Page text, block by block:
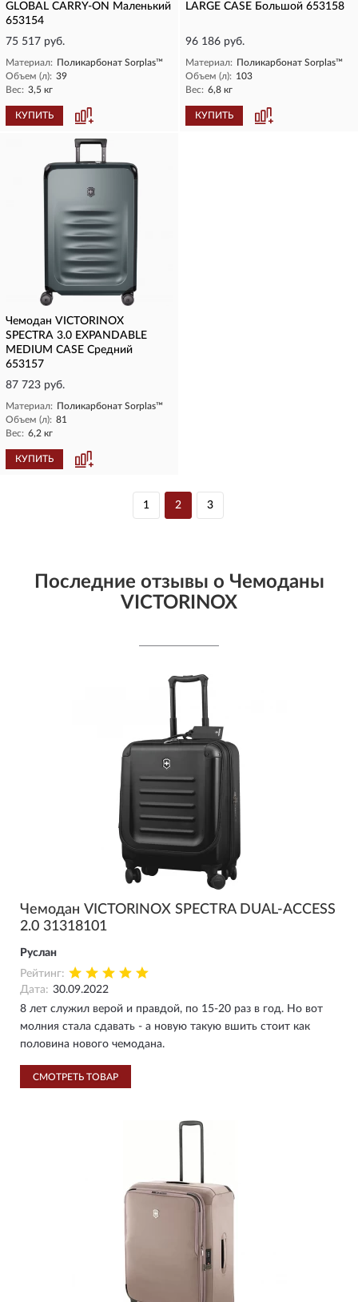
GLOBAL CARRY-ON Маленький
653154
75 517 руб.
Материал: Поликарбонат Sorplas™
Объем (л): 39
Вес: 3,5 кг
КУПИТЬ
LARGE CASE Большой 653158
96 186 руб.
Материал: Поликарбонат Sorplas™
Объем (л): 103
Вес: 6,8 кг
КУПИТЬ
Чемодан VICTORINOX
SPECTRA 3.0 EXPANDABLE
MEDIUM CASE Средний
653157
87 723 руб.
Материал: Поликарбонат Sorplas™
Объем (л): 81
Вес: 6,2 кг
КУПИТЬ
1 2 3
Последние отзывы о Чемоданы
VICTORINOX
Чемодан VICTORINOX SPECTRA DUAL-ACCESS
2.0 31318101
Руслан
Рейтинг:
Дата: 30.09.2022
8 лет служил верой и правдой, по 15-20 раз в год. Но вот
молния стала сдавать - а новую такую вшить стоит как
половина нового чемодана.
СМОТРЕТЬ ТОВАР